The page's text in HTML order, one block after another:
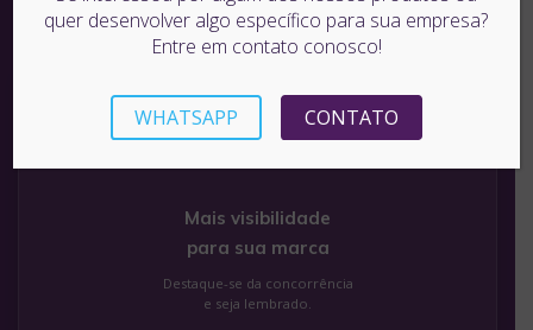
Mais visibilidade
para sua marca
Destaque-se da concorrência
e seja lembrado.
quer desenvolver algo específico para sua empresa?
Entre em contato conosco!
WHATSAPP CONTATO